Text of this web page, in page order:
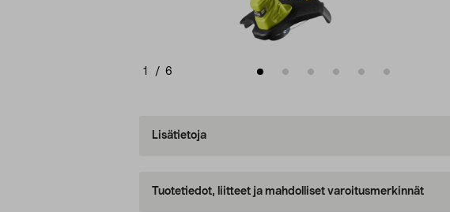
1 / 6
Lisätietoja
Tuotetiedot, liitteet ja mahdolliset varoitusmerkinnät